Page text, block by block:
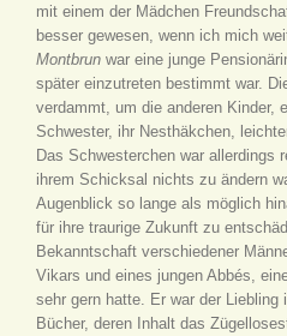
mit einem der Mädchen
besser gewesen, wenn ich mich
Montbrun war eine junge
später einzutreten bestimmt war.
verdammt, um die anderen Kinder,
Schwester, ihr Nesthäkchen,
Das Schwesterchen war allerdings
ihrem Schicksal nichts zu ändern
Augenblick so lange als möglich
für ihre traurige Zukunft zu
Bekanntschaft verschiedener
Vikars und eines jungen Abbés,
sehr gern hatte. Er war der Liebling
Bücher, deren Inhalt das